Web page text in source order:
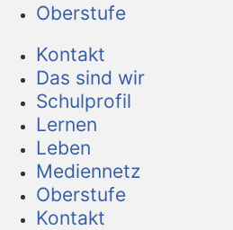
Oberstufe
Kontakt
Das sind wir
Schulprofil
Lernen
Leben
Mediennetz
Oberstufe
Kontakt